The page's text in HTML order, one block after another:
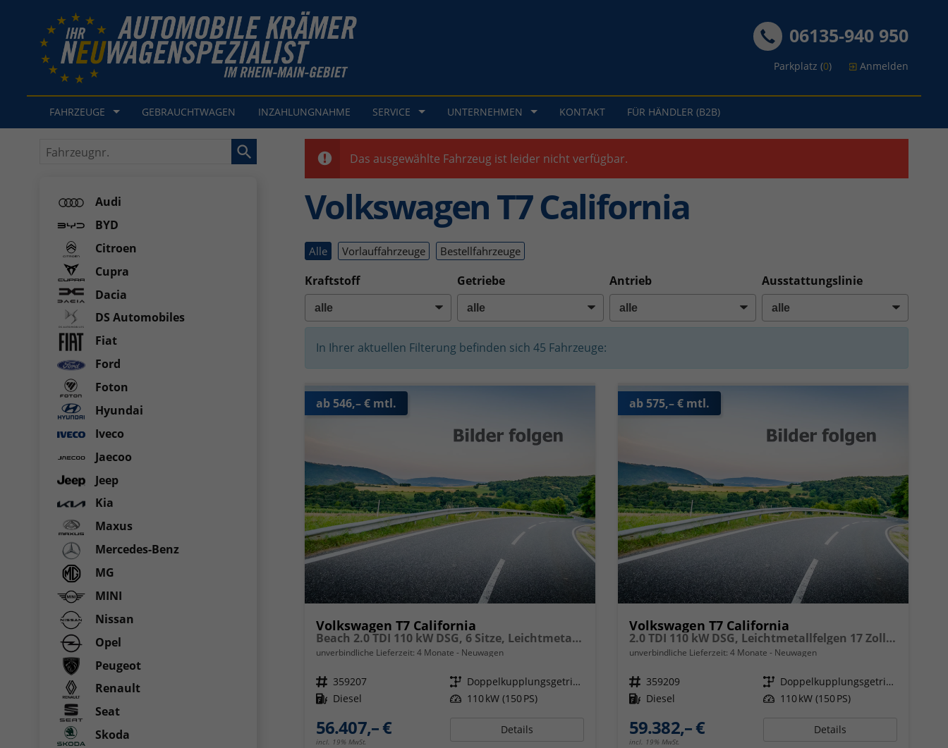
06135-940 950
Parkplatz (0) Anmelden
FAHRZEUGE GEBRAUCHTWAGEN INZAHLUNGNAHME SERVICE UNTERNEHMEN KONTAKT FÜR HÄNDLER (B2B)
Das ausgewählte Fahrzeug ist leider nicht verfügbar.
Volkswagen T7 California
Alle Vorlauffahrzeuge Bestellfahrzeuge
Kraftstoff Getriebe Antrieb Ausstattungslinie
In Ihrer aktuellen Filterung befinden sich 45 Fahrzeuge:
ab 546,– € mtl.
Volkswagen T7 California
Beach 2.0 TDI 110 kW DSG, 6 Sitze, Leichtmetallfelgen 17 Zoll, Markise mit Schiene und Gehäuse links, Klima, 5 Jahre Werksgarantie,
unverbindliche Lieferzeit: 4 Monate Neuwagen
Fahrzeugnr. 359207 Getriebe
Doppelkupplungsgetriebe (DSG)
Kraftstoff Diesel Leistung 110 kW (150 PS)
56.407,– €
incl. 19% MwSt.
Details
ab 575,– € mtl.
Volkswagen T7 California
2.0 TDI 110 kW DSG, Leichtmetallfelgen 17 Zoll, Markise mit Schiene und Gehäuse links, 5 Sitze, Klima, Jahre Werksgarantie,
unverbindliche Lieferzeit: 4 Monate Neuwagen
Fahrzeugnr. 359209 Getriebe
Doppelkupplungsgetriebe (DSG)
Kraftstoff Diesel Leistung 110 kW (150 PS)
59.382,– €
incl. 19% MwSt.
Details
Fahrzeugnr.
Audi
BYD
Citroen
Cupra
Dacia
DS Automobiles
Fiat
Ford
Foton
Hyundai
Iveco
Jaecoo
Jeep
Kia
Maxus
Mercedes-Benz
MG
MINI
Nissan
Opel
Peugeot
Renault
Seat
Skoda